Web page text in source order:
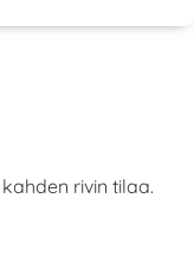
rivin tilaa.